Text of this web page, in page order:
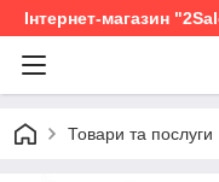
Інтернет-магазин
Товари та послуги